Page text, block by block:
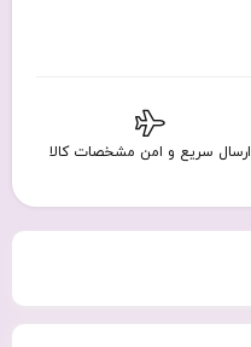
ارسال سریع و امن مشخصات کالا